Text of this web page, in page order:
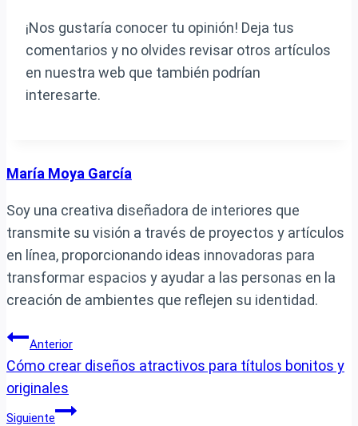
¡Nos gustaría conocer tu opinión! Deja tus
comentarios y no olvides revisar otros artículos
en nuestra web que también podrían
interesarte.
María Moya García
Soy una creativa diseñadora de interiores que
transmite su visión a través de proyectos y artículos
en línea, proporcionando ideas innovadoras para
transformar espacios y ayudar a las personas en la
creación de ambientes que reflejen su identidad.
Navegación
de
entradas
Anterior
Cómo crear diseños atractivos para títulos bonitos y
originales
Siguiente